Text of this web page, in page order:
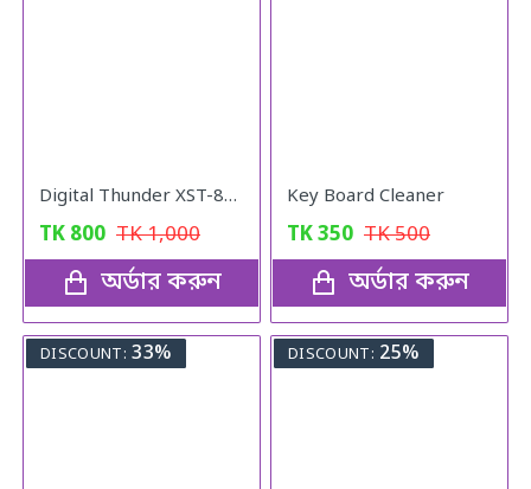
Digital Thunder XST-836, Rechargeable Waterproof Torch FlashLight
TK 800 TK1,000
অর্ডার করুন
Key Board Cleaner
TK350 TK500
অর্ডার করুন
DISCOUNT: 33% DISCOUNT: 25%